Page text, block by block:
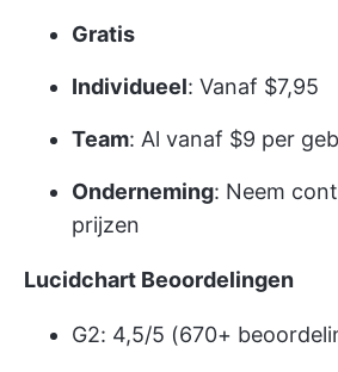
Gratis
Individueel: Vanaf $7,95
Team: Al vanaf $9 per
Onderneming: Neem
prijzen
Lucidchart Beoordelingen
G2: 4,5/5 (670+